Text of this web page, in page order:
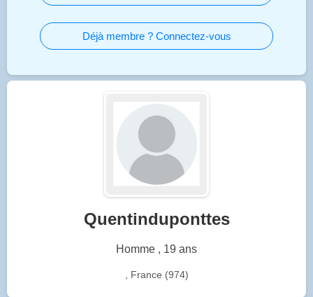
Déjà membre ? Connectez-vous
Quentinduponttes
Homme , 19 ans
, France (974)